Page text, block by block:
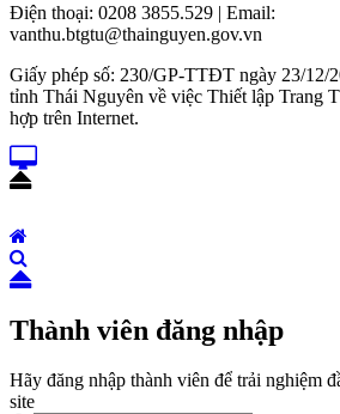
Điện thoại: 0208 3855.529 | Email:
vanthu.btgtu@thainguyen.gov.vn
Giấy phép số: 230/GP-TTĐT ngày 23/12/
tỉnh Thái Nguyên về việc Thiết lập Trang
hợp trên Internet.
Thành viên đăng nhập
Hãy đăng nhập thành viên để trải nghiệm
site